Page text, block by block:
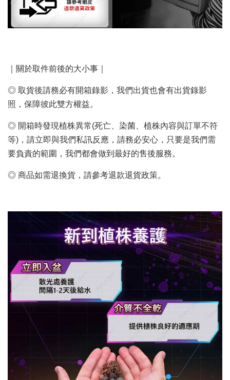
｜關於取件前後的大小事｜
◎ 取貨後請務必有開箱錄影，我們出貨也會有出貨錄影
照，保障彼此雙方權益。
◎ 開箱時發現植株異常(死亡、染菌、植株內容與訂單不符
等)，請立即與我們私訊反應，請務必安心，只要是我們需
要負責的範圍，我們都會做到最好的售後服務。
◎ 商品如需退換貨，請參考退款退貨政策。